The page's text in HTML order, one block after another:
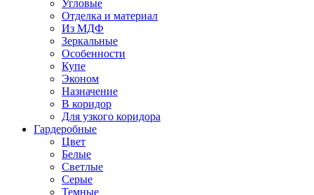
Угловые
Отделка и материал
Из МДФ
Зеркальные
Особенности
Купе
Эконом
Назначение
В коридор
Для узкого коридора
Гардеробные
Цвет
Белые
Светлые
Серые
Темные